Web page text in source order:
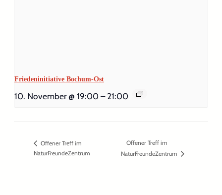
Friedeninitiative Bochum-Ost
10. November @ 19:00 – 21:00
Offener Treff im
NaturFreundeZentrum
Offener Treff im
NaturFreundeZentrum